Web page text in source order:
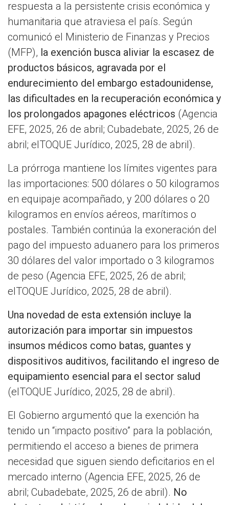
respuesta a la persistente crisis económica y
humanitaria que atraviesa el país. Según
comunicó el Ministerio de Finanzas y Precios
(MFP), la exención busca aliviar la escasez de
productos básicos, agravada por el
endurecimiento del embargo estadounidense,
las dificultades en la recuperación económica y
los prolongados apagones eléctricos (Agencia
EFE, 2025, 26 de abril; Cubadebate, 2025, 26 de
abril; elTOQUE Jurídico, 2025, 28 de abril).
La prórroga mantiene los límites vigentes para
las importaciones: 500 dólares o 50 kilogramos
en equipaje acompañado, y 200 dólares o 20
kilogramos en envíos aéreos, marítimos o
postales. También continúa la exoneración del
pago del impuesto aduanero para los primeros
30 dólares del valor importado o 3 kilogramos
de peso (Agencia EFE, 2025, 26 de abril;
elTOQUE Jurídico, 2025, 28 de abril).
Una novedad de esta extensión incluye la
autorización para importar sin impuestos
insumos médicos como batas, guantes y
dispositivos auditivos, facilitando el ingreso de
equipamiento esencial para el sector salud​
(elTOQUE Jurídico, 2025, 28 de abril).
El Gobierno argumentó que la exención ha
tenido un “impacto positivo” para la población,
permitiendo el acceso a bienes de primera
necesidad que siguen siendo deficitarios en el
mercado interno​​ (Agencia EFE, 2025, 26 de
abril; Cubadebate, 2025, 26 de abril). No